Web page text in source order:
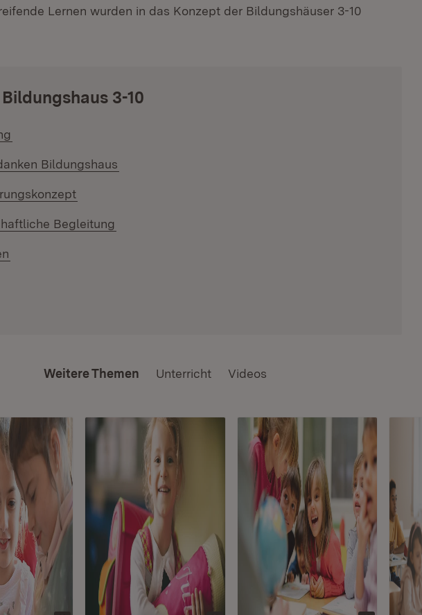
Lernen wurden in das Konzept der Bildungshäuser 3-10
3-10
Bildungshaus
Begleitung
Weitere Themen Unterricht Videos